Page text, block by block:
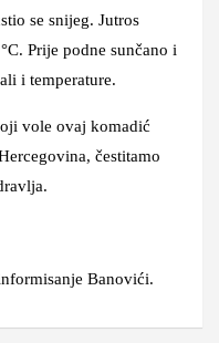
se snijeg. Jutros
Prije podne sunčano i
i temperature.
vole ovaj komadić
čestitamo
Banovići.